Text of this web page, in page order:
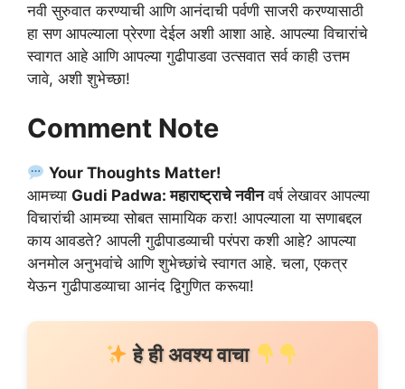
नवी सुरुवात करण्याची आणि आनंदाची पर्वणी साजरी करण्यासाठी
हा सण आपल्याला प्रेरणा देईल अशी आशा आहे. आपल्या विचारांचे
स्वागत आहे आणि आपल्या गुढीपाडवा उत्सवात सर्व काही उत्तम
जावे, अशी शुभेच्छा!
Comment Note
Your Thoughts Matter!
आमच्या Gudi Padwa: महाराष्ट्राचे नवीनवर्ष लेखावर आपल्या
विचारांची आमच्या सोबत सामायिक करा! आपल्याला या सणाबद्दल
काय आवडते? आपली गुढीपाडव्याची परंपरा कशी आहे? आपल्या
अनमोल अनुभवांचे आणि शुभेच्छांचे स्वागत आहे. चला, एकत्र
येऊन गुढीपाडव्याचा आनंद द्विगुणित करूया!
हे ही अवश्य वाचा